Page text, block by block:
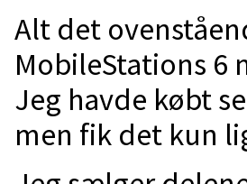
Alt det
MobileStations 6
Jeg havde købt
men fik det kun